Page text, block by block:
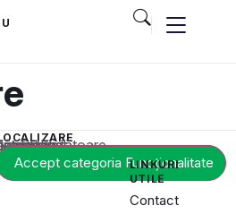
acceptați categoria corespunzătoare de cookie-uri.
Accept categoria Funcționalitate
LINKURI
UTILE
Contact